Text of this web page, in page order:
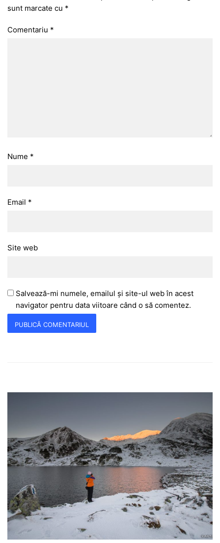
sunt marcate cu *
Comentariu *
Nume *
Email *
Site web
Salvează-mi numele, emailul și site-ul web în acest
navigator pentru data viitoare când o să comentez.